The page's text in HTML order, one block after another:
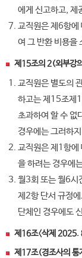
에게 신고하고, 제
교직원은 제6항에
여 그 반환 비용을
제15조의 2(외부강
교직원은 별도의
하고는 제15조제
초과하여 할 수 없
경우에는 그러하
교직원은 제1항에
을 하려는 경우에
월3회 또는 월6시
제2항 단서 규정
단체인 경우에도
제16조〈삭제 2025.
제17조(경조사의 통